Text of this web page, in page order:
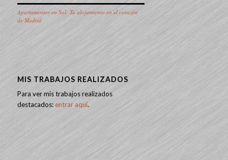
Apartamentos en Sol: Tu alojamiento en el corazón
de Madrid
MIS TRABAJOS REALIZADOS
Para ver mis trabajos realizados
destacados:entrar aquí.